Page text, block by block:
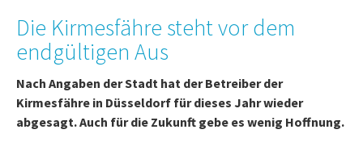
Die Kirmesfähre steht vor dem
endgültigen Aus
Nach Angaben der Stadt hat der Betreiber der
Kirmesfähre in Düsseldorf für dieses Jahr wieder
abgesagt. Auch für die Zukunft gebe es wenig Hoffnung.